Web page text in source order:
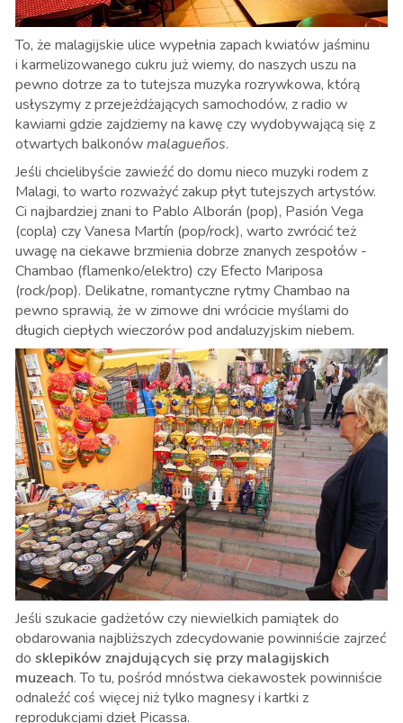
To, że malagijskie ulice wypełnia zapach kwiatów jaśminu
i karmelizowanego cukru już wiemy, do naszych uszu na
pewno dotrze za to tutejsza muzyka rozrywkowa, którą
usłyszymy z przejeżdżających samochodów, z radio w
kawiarni gdzie zajdziemy na kawę czy wydobywającą się z
otwartych balkonówmalagueños.
Jeśli chcielibyście zawieźć do domu nieco muzyki rodem z
Malagi, to warto rozważyć zakup płyt tutejszych artystów.
Ci najbardziej znani to Pablo Alborán (pop), Pasión Vega
(copla) czy Vanesa Martín (pop/rock), warto zwrócić też
uwagę na ciekawe brzmienia dobrze znanych zespołów -
Chambao (flamenko/elektro) czy Efecto Mariposa
(rock/pop). Delikatne, romantyczne rytmy Chambao na
pewno sprawią, że w zimowe dni wrócicie myślami do
długich ciepłych wieczorów pod andaluzyjskim niebem.
Jeśli szukacie gadżetów czy niewielkich pamiątek do
obdarowania najbliższych zdecydowanie powinniście zajrzeć
do sklepików znajdujących się przy malagijskich
muzeach. To tu, pośród mnóstwa ciekawostek powinniście
odnaleźć coś więcej niż tylko magnesy i kartki z
reprodukcjami dzieł Picassa.